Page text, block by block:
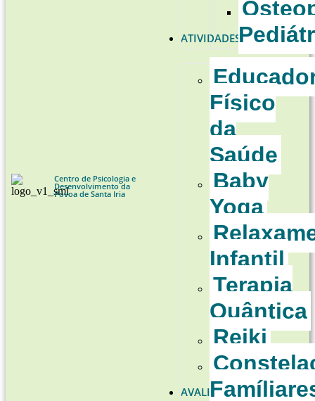
Centro de Psicologia e
Desenvolvimento da
Póvoa de Santa Iria
ATIVIDADES
Físico
da
Saúde
Baby
Yoga
Infantil
Terapia
Quântica
Reiki
AVALIAÇÕES